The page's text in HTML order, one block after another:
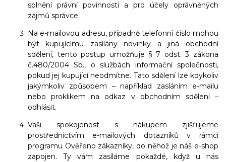
splnění právní povinnosti a pro účely oprávněných
zájmů správce.
Na e-mailovou adresu, případně telefonní číslo mohou
být kupujícímu zasílány novinky a jiná obchodní
sdělení, tento postup umožňuje § 7 odst. 3 zákona
č.480/2004 Sb., o službách informační společnosti,
pokud jej kupující neodmítne. Tato sdělení lze kdykoliv
jakýmkoliv způsobem – například zasláním e-mailu
nebo proklikem na odkaz v obchodním sdělení –
odhlásit.
Vaši spokojenost s nákupem zjišťujeme
prostřednictvím e-mailových dotazníků v rámci
programu Ověřeno zákazníky, do něhož je náš e-shop
zapojen. Ty vám zasíláme pokaždé, když u nás